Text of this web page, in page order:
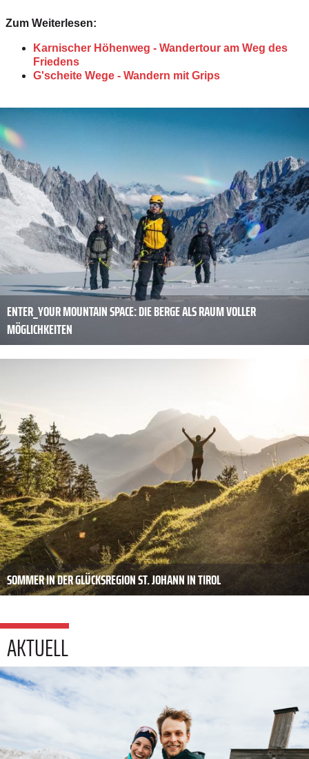
Zum Weiterlesen:
Karnischer Höhenweg - Wandertour am Weg des
Friedens
G'scheite Wege - Wandern mit Grips
ENTER_YOUR MOUNTAIN SPACE: DIE BERGE ALS RAUM VOLLER
MÖGLICHKEITEN
SOMMER IN DER GLÜCKSREGION ST. JOHANN IN TIROL
AKTUELL